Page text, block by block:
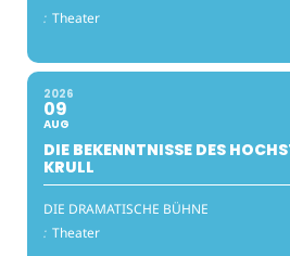
: Theater
2026
09
AUG
DIE BEKENNTNISSE DES
KRULL
DIE DRAMATISCHE BÜHNE
: Theater